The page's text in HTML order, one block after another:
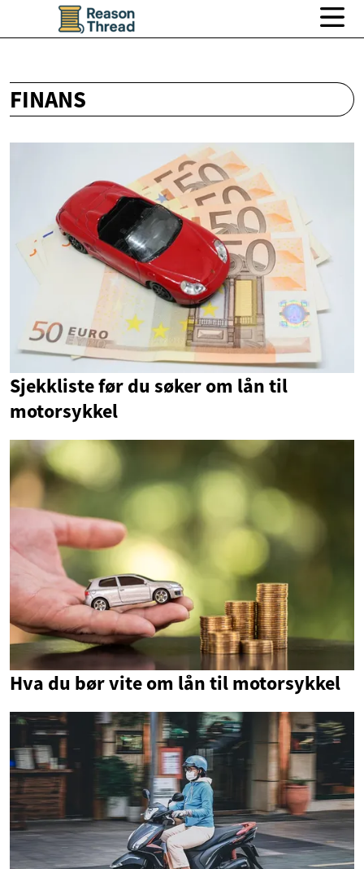
FINANS
Sjekkliste før du søker om lån til
motorsykkel
Hva du bør vite om lån til motorsykkel